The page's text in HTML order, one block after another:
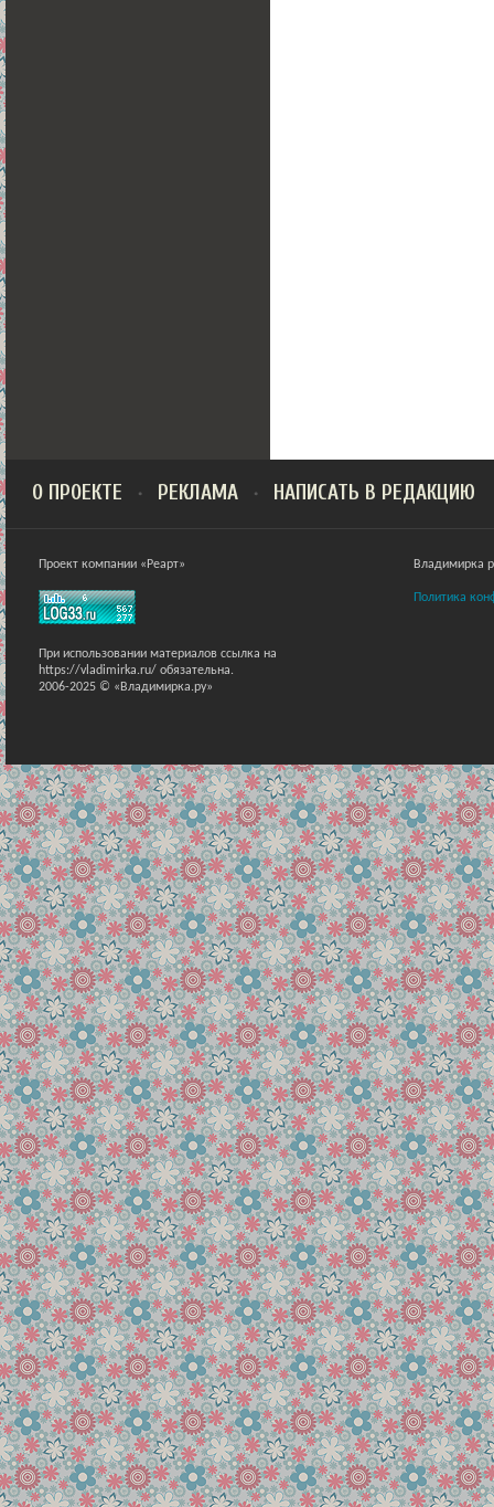
О ПРОЕКТЕ РЕКЛАМА НАПИСАТЬ В РЕДАКЦИЮ
Проект компании «Реарт»
При использовании материалов ссылка на
https://vladimirka.ru/ обязательна.
2006-2025 © «Владимирка.ру»
Владимирка
Политика